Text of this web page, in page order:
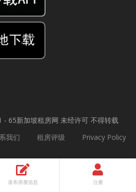
发布房屋信息 注册
- 65新加坡租房网 未经许可 不得转载
我们 租房评级 Privacy Policy